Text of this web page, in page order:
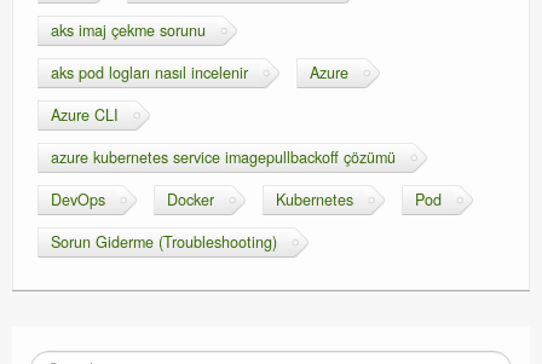
aks imaj çekme sorunu
aks pod logları nasıl incelenir
Azure
Azure CLI
azure kubernetes service imagepullbackoff çözümü
DevOps
Docker Kubernetes
Pod
Sorun Giderme (Troubleshooting)